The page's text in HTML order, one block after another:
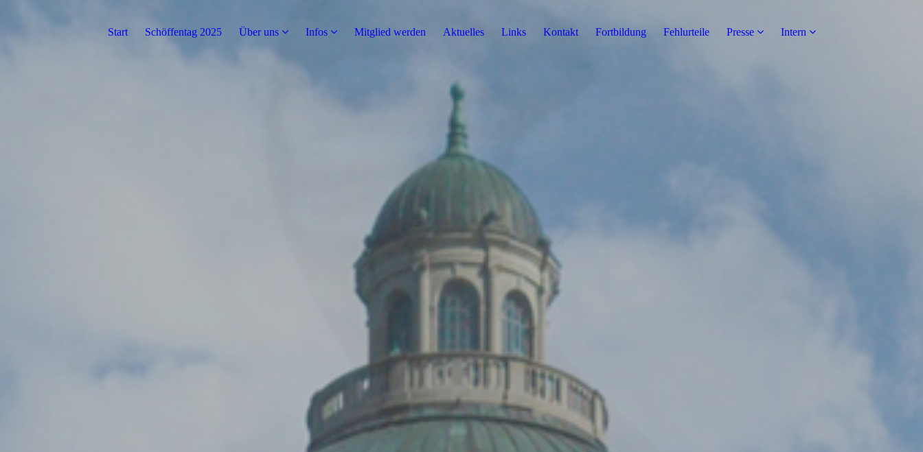
Start Schöffentag 2025 Über uns Infos Mitglied werden Aktuelles Links Kontakt Fortbildung Fehlurteile Presse Intern